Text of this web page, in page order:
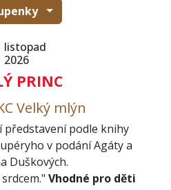
listopad
2026
PRINC
Velký mlýn
představení podle knihy
v podání Agáty a
Duškových.
Vhodné pro děti